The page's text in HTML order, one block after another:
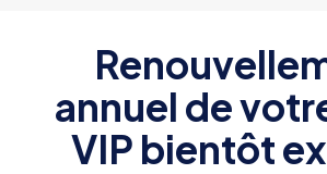
annuel de
VIP bientôt